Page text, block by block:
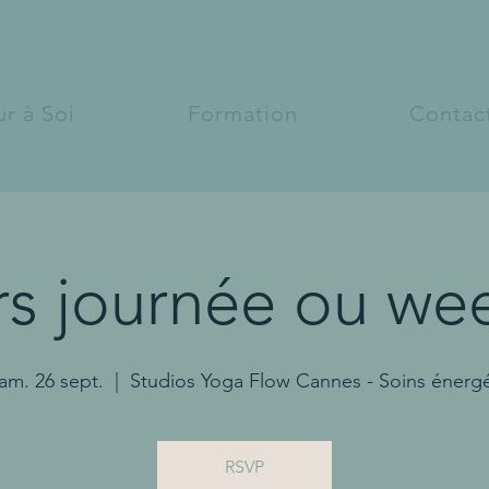
à Soi Formation
journée ou
26 sept. Studios Yoga Flow Cannes - Soins
RSVP